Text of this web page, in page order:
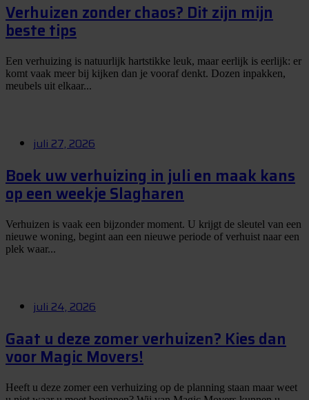
Verhuizen zonder chaos? Dit zijn mijn
beste tips
Een verhuizing is natuurlijk hartstikke leuk, maar eerlijk is eerlijk: er
komt vaak meer bij kijken dan je vooraf denkt. Dozen inpakken,
meubels uit elkaar...
juli 27, 2026
Boek uw verhuizing in juli en maak kans
op een weekje Slagharen
Verhuizen is vaak een bijzonder moment. U krijgt de sleutel van een
nieuwe woning, begint aan een nieuwe periode of verhuist naar een
plek waar...
juli 24, 2026
Gaat u deze zomer verhuizen? Kies dan
voor Magic Movers!
Heeft u deze zomer een verhuizing op de planning staan maar weet